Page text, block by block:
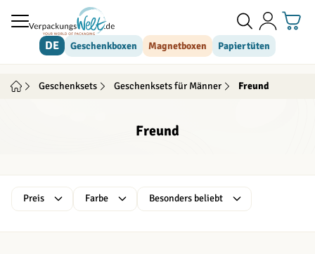
Direkt zum Inhalt
DE Geschenkboxen Magnetboxen Papiertüten
Geschenksets Geschenksets für Männer Freund
Freund
Skip to product list
Preis
filter
Farbe
filter
Besonders beliebt
filter